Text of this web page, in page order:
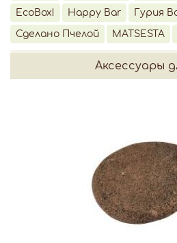
EcoBox! Happy Bar Гурия
Сделано Пчелой MATSESTA
Аксессуары